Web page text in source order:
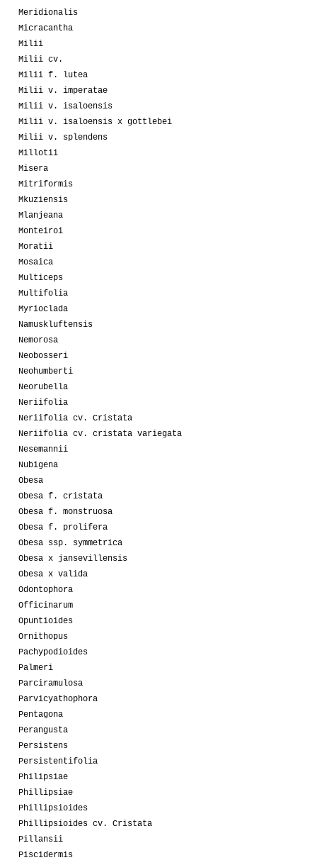
Meridionalis
Micracantha
Milii
Milii cv.
Milii f. lutea
Milii v. imperatae
Milii v. isaloensis
Milii v. isaloensis x gottlebei
Milii v. splendens
Millotii
Misera
Mitriformis
Mkuziensis
Mlanjeana
Monteiroi
Moratii
Mosaica
Multiceps
Multifolia
Myrioclada
Namuskluftensis
Nemorosa
Neobosseri
Neohumberti
Neorubella
Neriifolia
Neriifolia cv. Cristata
Neriifolia cv. cristata variegata
Nesemannii
Nubigena
Obesa
Obesa f. cristata
Obesa f. monstruosa
Obesa f. prolifera
Obesa ssp. symmetrica
Obesa x jansevillensis
Obesa x valida
Odontophora
Officinarum
Opuntioides
Ornithopus
Pachypodioides
Palmeri
Parciramulosa
Parvicyathophora
Pentagona
Perangusta
Persistens
Persistentifolia
Philipsiae
Phillipsiae
Phillipsioides
Phillipsioides cv. Cristata
Pillansii
Piscidermis